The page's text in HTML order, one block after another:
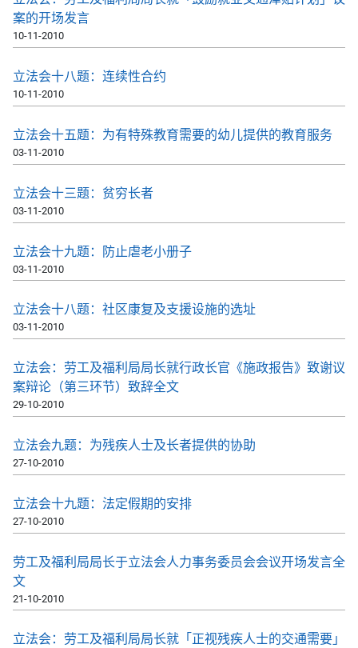
案的开场发言
10-11-2010
立法会十八题：连续性合约
10-11-2010
立法会十五题：为有特殊教育需要的幼儿提供的教育服务
03-11-2010
立法会十三题：贫穷长者
03-11-2010
立法会十九题：防止虐老小册子
03-11-2010
立法会十八题：社区康复及支援设施的选址
03-11-2010
立法会：劳工及福利局局长就行政长官《施政报告》致谢议
案辩论（第三环节）致辞全文
29-10-2010
立法会九题：为残疾人士及长者提供的协助
27-10-2010
立法会十九题：法定假期的安排
27-10-2010
劳工及福利局局长于立法会人力事务委员会会议开场发言全
文
21-10-2010
立法会：劳工及福利局局长就「正视残疾人士的交通需要」